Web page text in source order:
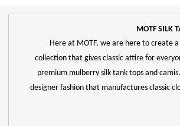
Here at MOTF, we are here to create
collection that gives classic attire for
premium mulberry silk tank tops and
designer fashion that manufactures classic